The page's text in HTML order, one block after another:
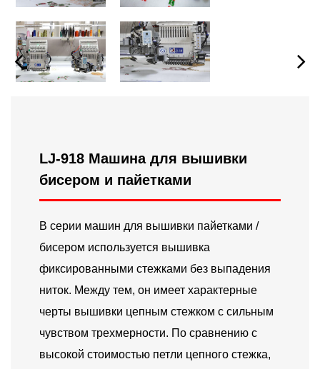
LJ-918 Машина для вышивки
бисером и пайетками
В серии машин для вышивки пайетками /
бисером используется вышивка
фиксированными стежками без выпадения
ниток. Между тем, он имеет характерные
черты вышивки цепным стежком с сильным
чувством трехмерности. По сравнению с
высокой стоимостью петли цепного стежка,